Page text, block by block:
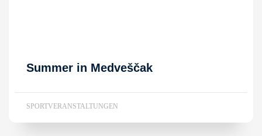
Summer in Medveščak
SPORTVERANSTALTUNGEN